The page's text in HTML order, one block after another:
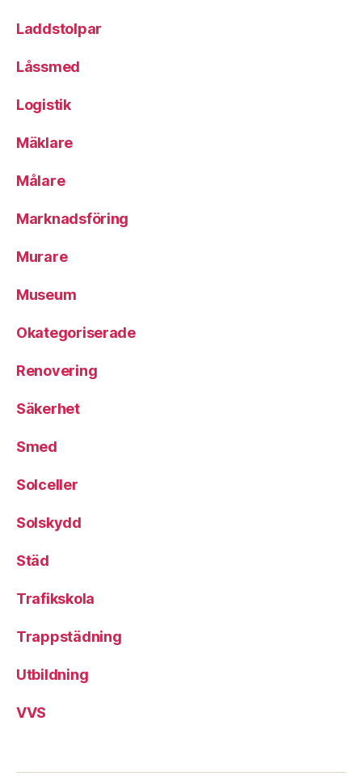
Laddstolpar
Låssmed
Logistik
Mäklare
Målare
Marknadsföring
Murare
Museum
Okategoriserade
Renovering
Säkerhet
Smed
Solceller
Solskydd
Städ
Trafikskola
Trappstädning
Utbildning
VVS